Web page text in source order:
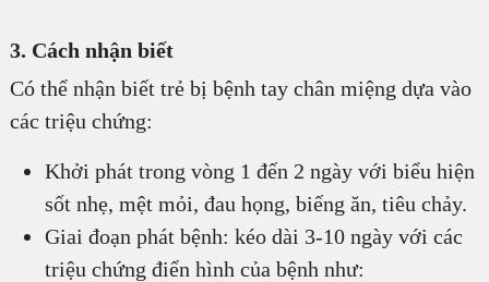
3. Cách nhận biết
Có thể nhận biết trẻ bị bệnh tay chân miệng dựa vào
các triệu chứng:
Khởi phát trong vòng 1 đến 2 ngày với biểu hiện
sốt nhẹ, mệt mỏi, đau họng, biếng ăn, tiêu chảy.
Giai đoạn phát bệnh: kéo dài 3-10 ngày với các
triệu chứng điển hình của bệnh như: